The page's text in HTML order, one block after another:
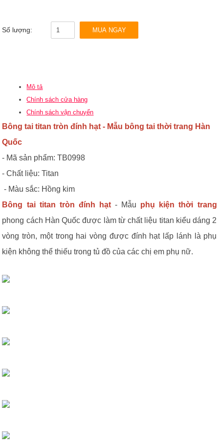
MUA NGAY
Số lượng:
Mô tả
Chính sách cửa hàng
Chính sách vận chuyển
Bông tai titan tròn đính hạt - Mẫu bông tai thời trang Hàn
Quốc
- Mã sản phẩm: TB0998
- Chất liệu: Titan
- Màu sắc: Hồng kim
Bông tai titan tròn đính hạt- Mẫu phụ kiện thời trang
phong cách Hàn Quốc được làm từ chất liệu titan kiểu dáng 2
vòng tròn, một trong hai vòng được đính hạt lấp lánh là phụ
kiện không thể thiếu trong tủ đồ của các chị em phụ nữ.